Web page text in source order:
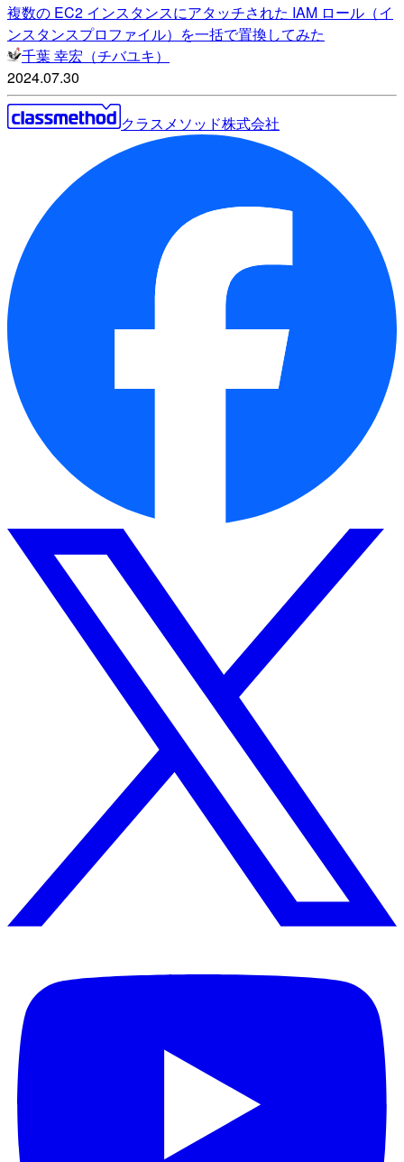
複数の EC2 インスタンスにアタッチされた IAM ロール（イ
ンスタンスプロファイル）を一括で置換してみた
千葉 幸宏（チバユキ）
2024.07.30
クラスメソッド株式会社